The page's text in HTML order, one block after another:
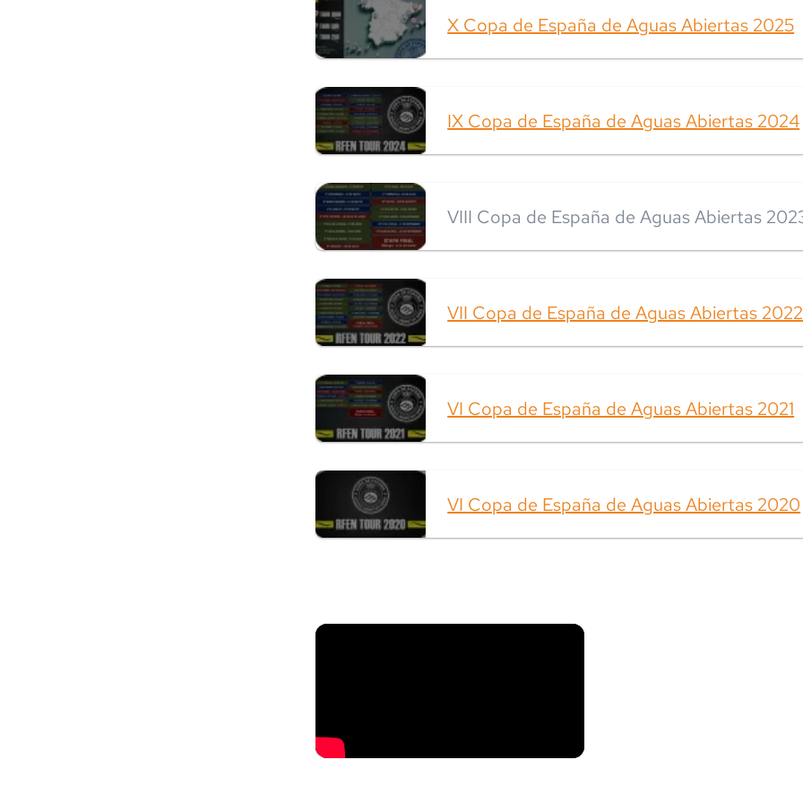
X Copa de España de Aguas Abiertas 2025
IX Copa de España de Aguas Abiertas 2024
VIII Copa de España de Aguas Abiertas
VII Copa de España de Aguas Abiertas 2022
VI Copa de España de Aguas Abiertas 2021
VI Copa de España de Aguas Abiertas 2020